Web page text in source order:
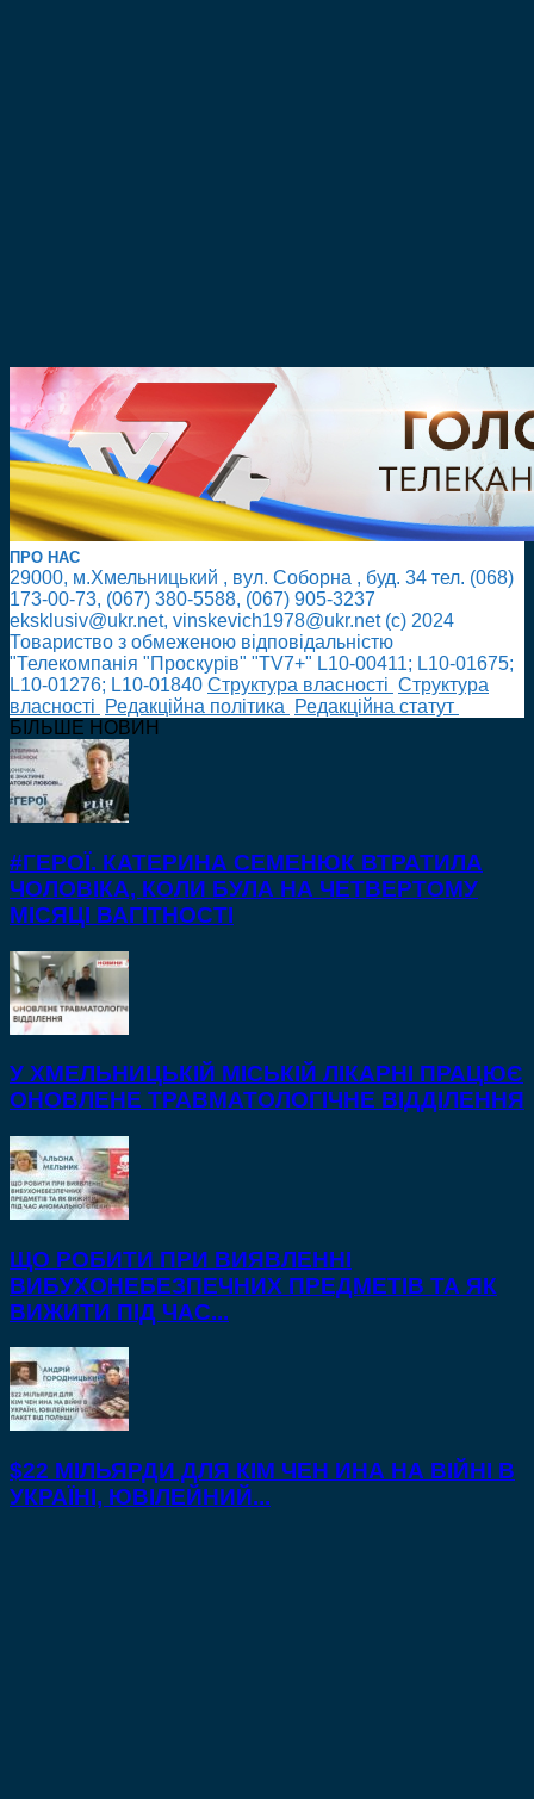
ПРО НАС
29000, м.Хмельницький , вул. Соборна , буд. 34 тел. (068)
173-00-73, (067) 380-5588, (067) 905-3237
eksklusiv@ukr.net, vinskevich1978@ukr.net (с) 2024
Товариство з обмеженою відповідальністю
"Телекомпанія "Проскурів" "TV7+" L10-00411; L10-01675;
L10-01276; L10-01840 Cтруктура власності Cтруктура
власності
Редакційна політика
Редакційна статут
БІЛЬШЕ НОВИН
#ГЕРОЇ. КАТЕРИНА СЕМЕНЮК ВТРАТИЛА
ЧОЛОВІКА, КОЛИ БУЛА НА ЧЕТВЕРТОМУ
МІСЯЦІ ВАГІТНОСТІ
У ХМЕЛЬНИЦЬКІЙ МІСЬКІЙ ЛІКАРНІ ПРАЦЮЄ
ОНОВЛЕНЕ ТРАВМАТОЛОГІЧНЕ ВІДДІЛЕННЯ
ЩО РОБИТИ ПРИ ВИЯВЛЕННІ
ВИБУХОНЕБЕЗПЕЧНИХ ПРЕДМЕТІВ ТА ЯК
ВИЖИТИ ПІД ЧАС...
$22 МІЛЬЯРДИ ДЛЯ КІМ ЧЕН ИНА НА ВІЙНІ В
УКРАЇНІ, ЮВІЛЕЙНИЙ...